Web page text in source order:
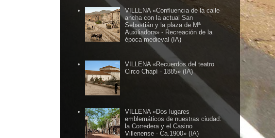
VILLENA «Confluencia de la calle
ancha con la actual San
Sebastián y la plaza de Mª
Auxiliadora» - Recreación de la
época medieval (IA)
VILLENA «Recuerdos del teatro
Circo Chapí - 1885» (IA)
VILLENA «Dos lugares
emblemáticos de nuestras ciudad:
la Corredera y el Casino
Villenense - Ca.1900» (IA)